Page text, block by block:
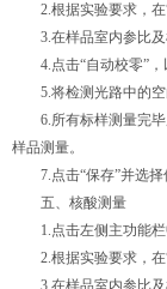
2.根据实验要求，在“
3.在样品室内参比及
4.点击“自动校零”，
5.将检测光路中的空
6.所有标样测量完毕
样品测量。
7.点击“保存”并选择
五、核酸测量
1.点击左侧主功能栏
2.根据实验要求，在“
3.在样品室内参比及